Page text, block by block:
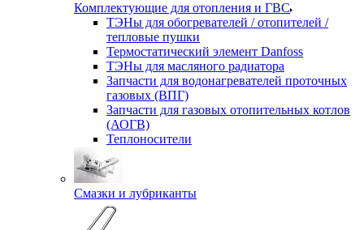
Комплектующие для отопления и ГВС
ТЭНы для обогревателей / отопителей /
тепловые пушки
Термостатический элемент Danfoss
ТЭНы для масляного радиатора
Запчасти для водонагревателей проточных
газовых (ВПГ)
Запчасти для газовых отопительных котлов
(АОГВ)
Теплоносители
Смазки и лубриканты